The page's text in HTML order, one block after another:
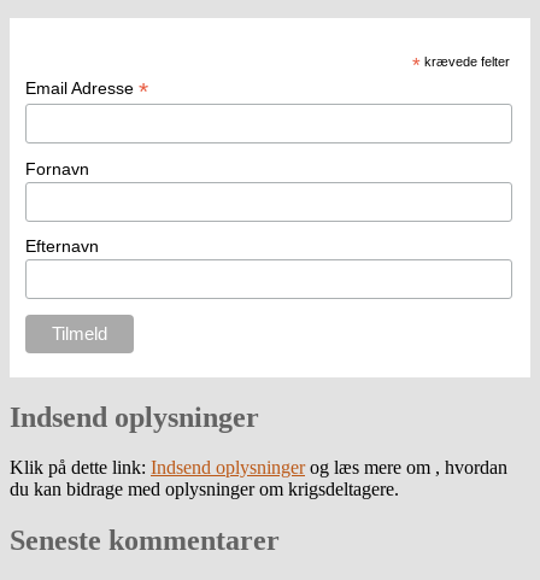
* krævede felter
Email Adresse *
Fornavn
Efternavn
Indsend oplysninger
Klik på dette link: Indsend oplysningerog læs mere om , hvordan
du kan bidrage med oplysninger om krigsdeltagere.
Seneste kommentarer